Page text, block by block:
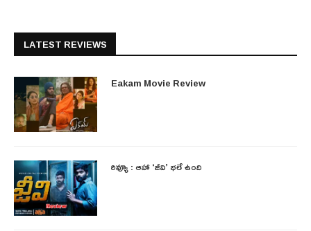
LATEST REVIEWS
Eakam Movie Review
రివ్యూ : ఆహా ‘జీవి’ భలే ఉంది